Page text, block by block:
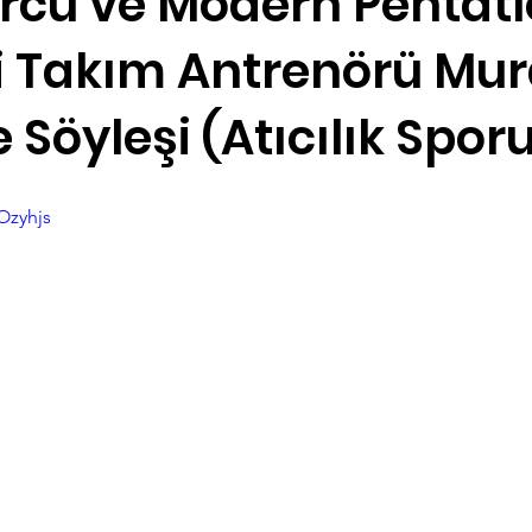
Satranç
Takım Antrenörü
Söyleşi (Atıcılık